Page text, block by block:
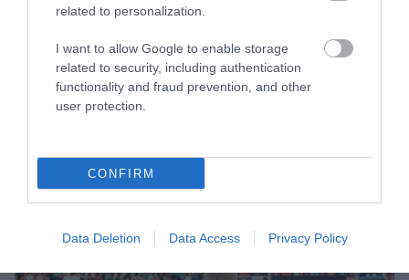
related to personalization.
I want to allow Google to enable storage
related to security, including authentication
functionality and fraud prevention, and other
user protection.
CONFIRM
Data Deletion Data Access Privacy Policy
“Riga” izsaiņo ungāru dāvanu
spēles sākumā, taču neizmanto
iespējas nostiprināt pārsvaru
pirms atbildes spēles UEFA
Konferences līgā